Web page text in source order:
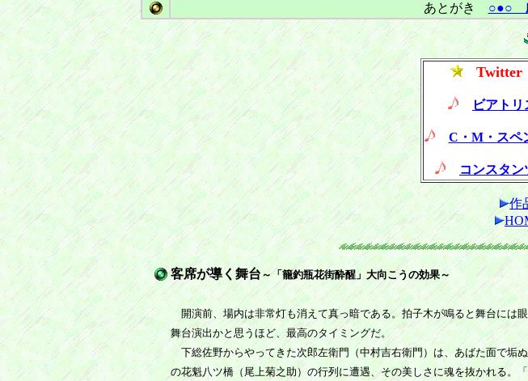
あとがき ○●○
Twitter
ビアト
C・M・スペ
コンスタ
作
客席が導く舞台～「籠釣瓶花街酔醒」大向こうの効果～
開演前、場内は非常灯も消えて真っ暗である。拍子木が鳴ると舞台には
舞台演出かと思うほど、最高のタイミングだ。
下総佐野からやってきた次郎左衛門（中村吉右衛門）は、あばた面で垢
の花魁八ツ橋（尾上菊之助）の行列に遭遇、その美しさに魂を抜かれる。